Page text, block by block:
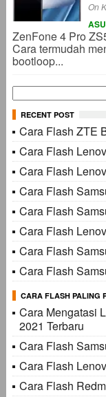
On
ZenFone 4 Pro
Cara termudah
bootloop...
Cari
untuk:
RECENT POST
Cara Flash ZTE
Cara Flash
Cara Flash
Cara Flash
Cara Flash
Cara Flash
Cara Flash
Cara Flash
CARA FLASH PALING
Cara Mengatasi
2021 Terbaru
Cara Flash
Cara Flash
Cara Flash